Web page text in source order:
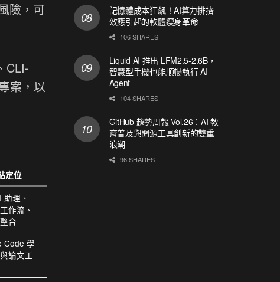
險，可
CLI-
案，以
定位
助理、
作流、
合
Code 學
論文工
記憶體成本狂飆！AI算力排擠
效應引起的軟體瘦身革命
106 SHARES
Liquid AI 推出 LFM2.5-2.6B，
智慧型手機也能順暢執行 AI
Agent
104 SHARES
GitHub 趨勢周報 Vol.26：AI 教
育普及與開源工具創新的雙重
浪潮
96 SHARES